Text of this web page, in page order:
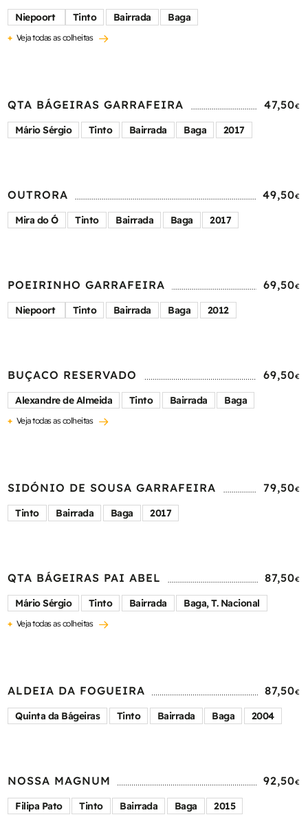
Niepoort Tinto Bairrada Baga
+ Veja todas as colheitas
QTA BÁGEIRAS GARRAFEIRA 47,50€
Mário Sérgio Tinto Bairrada Baga 2017
OUTRORA 49,50€
Mira do Ó Tinto Bairrada Baga 2017
POEIRINHO GARRAFEIRA 69,50€
Niepoort Tinto Bairrada Baga 2012
BUÇACO RESERVADO 69,50€
Alexandre de Almeida Tinto Bairrada Baga
+ Veja todas as colheitas
SIDÓNIO DE SOUSA GARRAFEIRA 79,50€
Tinto Bairrada Baga 2017
QTA BÁGEIRAS PAI ABEL 87,50€
Mário Sérgio Tinto Bairrada Baga, T. Nacional
+ Veja todas as colheitas
ALDEIA DA FOGUEIRA 87,50€
Quinta da Bágeiras Tinto Bairrada Baga 2004
NOSSA MAGNUM 92,50€
Filipa Pato Tinto Bairrada Baga 2015